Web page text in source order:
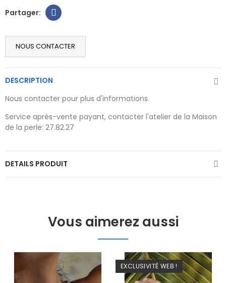
NOUS CONTACTER
DESCRIPTION
Nous contacter pour plus d'informations.
Service après-vente payant, contacter l'atelier de la Maison
de la perle: 27.82.27
DETAILS PRODUIT
Vous aimerez aussi
EXCLUSIVITÉ WEB !